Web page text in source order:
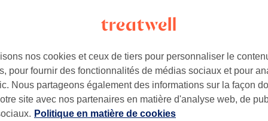
à partir de 70 €
à partir de 40 €
nos cookies et ceux de tiers pour personnaliser le
pour fournir des fonctionnalités de médias sociaux et pour
Nous partageons également des informations sur la façon
site avec nos partenaires en matière d'analyse web, de
Politique en matière de cookies